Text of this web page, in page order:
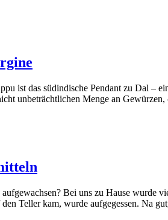
ist das südindische Pendant zu Dal –
unbeträchtlichen Menge an
Bei uns zu Hause wurde
Teller kam, wurde aufgegessen. Na